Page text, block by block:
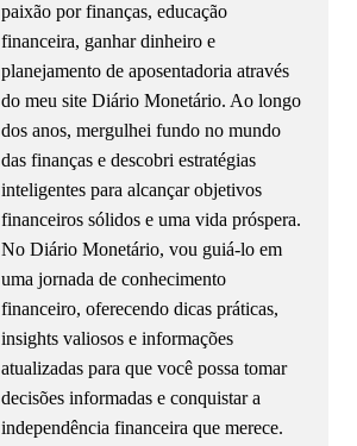
paixão por finanças, educação
financeira, ganhar dinheiro e
planejamento de aposentadoria através
do meu site Diário Monetário. Ao longo
dos anos, mergulhei fundo no mundo
das finanças e descobri estratégias
inteligentes para alcançar objetivos
financeiros sólidos e uma vida próspera.
No Diário Monetário, vou guiá-lo em
uma jornada de conhecimento
financeiro, oferecendo dicas práticas,
insights valiosos e informações
atualizadas para que você possa tomar
decisões informadas e conquistar a
independência financeira que merece.